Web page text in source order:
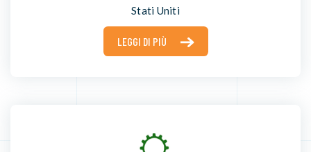
Stati Uniti
LEGGI DI PIÙ